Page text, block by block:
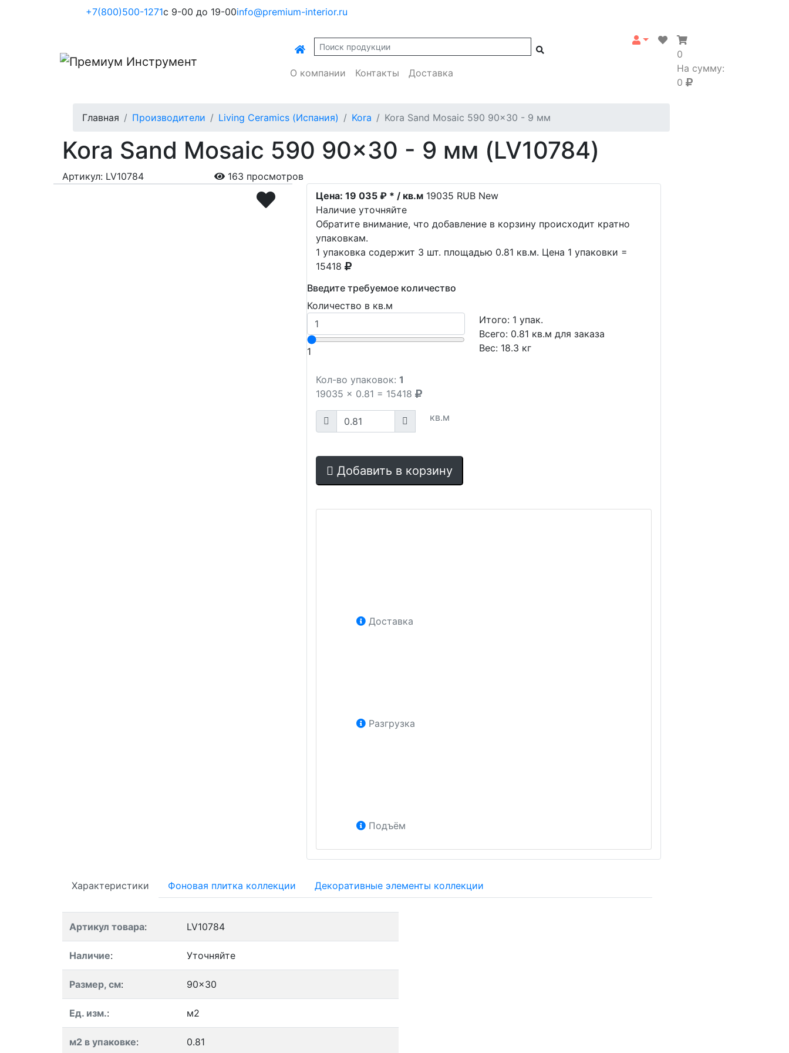
+7(800)500-1271с 9-00 до 19-00info@premium-interior.ru
О компании Контакты Доставка
0
На сумму:
0
Главная Производители Living Ceramics (Испания) Kora Kora Sand Mosaic 590 90x30 - 9 мм
Kora Sand Mosaic 590 90x30 - 9 мм (LV10784)
Артикул: LV10784
163 просмотров
Цена: 19 035 ₽ * / кв.м 19035 RUB New
Наличие уточняйте
Обратите внимание, что добавление в корзину происходит кратно
упаковкам.
1 упаковка содержит 3 шт. площадью 0.81 кв.м. Цена 1 упаковки =
15418
Введите требуемое количество
Количество в кв.м
1
Итого: 1 упак.
Всего: 0.81 кв.м для заказа
Вес: 18.3 кг
Кол-во упаковок: 1
19035 x 0.81 = 15418
кв.м
Добавить в корзину
Доставка
Разгрузка
Подъём
Характеристики Фоновая плитка коллекции Декоративные элементы коллекции
Артикул товара: LV10784
Наличие: Уточняйте
Размер, см: 90x30
Ед. изм.: м2
м2 в упаковке: 0.81